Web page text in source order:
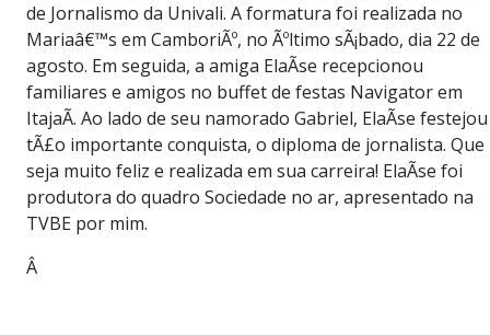
de Jornalismo da Univali. A formatura foi realizada no
Mariaâ€™s em CamboriÃº, no Ãºltimo sÃ¡bado, dia 22 de
agosto. Em seguida, a amiga ElaÃ­se recepcionou
familiares e amigos no buffet de festas Navigator em
ItajaÃ­. Ao lado de seu namorado Gabriel, ElaÃ­se festejou
tÃ£o importante conquista, o diploma de jornalista. Que
seja muito feliz e realizada em sua carreira! ElaÃ­se foi
produtora do quadro Sociedade no ar, apresentado na
TVBE por mim.
Â